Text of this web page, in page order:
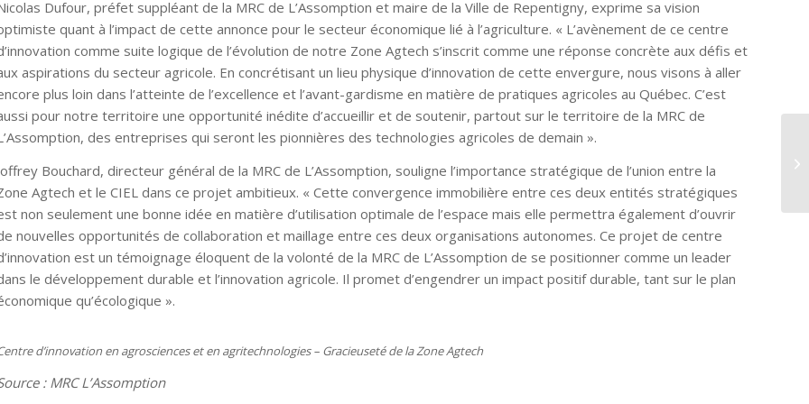
Dufour, préfet suppléant de la MRC de L’Assomption et maire de la Ville de Repentigny, exprime sa vision
quant à l’impact de cette annonce pour le secteur économique lié à l’agriculture. « L’avènement de ce centre
comme suite logique de l’évolution de notre Zone Agtech s’inscrit comme une réponse concrète aux défis et
aspirations du secteur agricole. En concrétisant un lieu physique d’innovation de cette envergure, nous visons à aller
plus loin dans l’atteinte de l’excellence et l’avant-gardisme en matière de pratiques agricoles au Québec. C’est
pour notre territoire une opportunité inédite d’accueillir et de soutenir, partout sur le territoire de la MRC de
des entreprises qui seront les pionnières des technologies agricoles de demain ».
Bouchard, directeur général de la MRC de L’Assomption, souligne l’importance stratégique de l’union entre la
Agtech et le CIEL dans ce projet ambitieux. « Cette convergence immobilière entre ces deux entités stratégiques
non seulement une bonne idée en matière d’utilisation optimale de l’espace mais elle permettra également d’ouvrir
nouvelles opportunités de collaboration et maillage entre ces deux organisations autonomes. Ce projet de centre
est un témoignage éloquent de la volonté de la MRC de L’Assomption de se positionner comme un leader
le développement durable et l’innovation agricole. Il promet d’engendrer un impact positif durable, tant sur le plan
qu’écologique ».
d’innovation en agrosciences et en agritechnologies – Gracieuseté de la Zone Agtech
: MRC L’Assomption